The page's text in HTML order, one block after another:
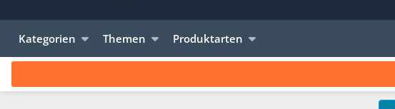
Kategorien Themen Produktarten